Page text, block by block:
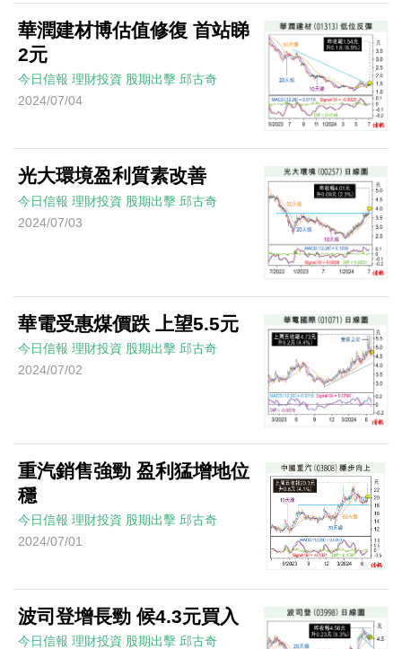
華潤建材博估值修復 首站睇
2元
今日信報 理財投資 股期出擊 邱古奇
2024/07/04
光大環境盈利質素改善
今日信報 理財投資 股期出擊 邱古奇
2024/07/03
華電受惠煤價跌 上望5.5元
今日信報 理財投資 股期出擊 邱古奇
2024/07/02
重汽銷售強勁 盈利猛增地位
穩
今日信報 理財投資 股期出擊 邱古奇
2024/07/01
波司登增長勁 候4.3元買入
今日信報 理財投資 股期出擊 邱古奇